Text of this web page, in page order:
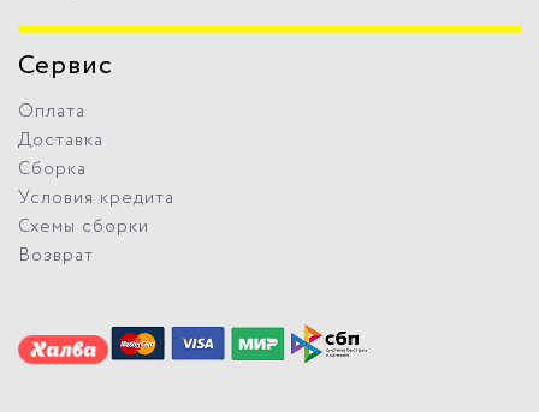
Сервис
Оплата
Доставка
Сборка
Условия кредита
Схемы сборки
Возврат